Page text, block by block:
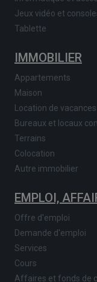
Jeux vidéo et
Tablette
IMMOBILIER
Appartements
Maison
Location de vacances
Bureaux et locaux
Terrains
Colocation
Autre immobilier
EMPLOI,
Offre d'emploi
Demande d'emploi
Services
Cours
Affaires et fonds de